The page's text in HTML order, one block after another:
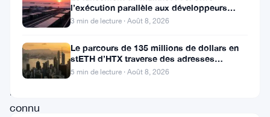
données
CoinGecko.
connu
l’exécution parallèle aux développeurs
d’Ethereum
3 min de lecture · Août 8, 2026
Le parcours de 135 millions de dollars en
stETH d’HTX traverse des adresses
Poloniex
5 min de lecture · Août 8, 2026